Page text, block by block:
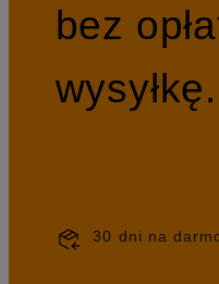
bez
wysyłkę.
30 dni na